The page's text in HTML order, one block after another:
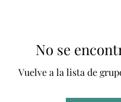
No se
Vuelve a la lista de